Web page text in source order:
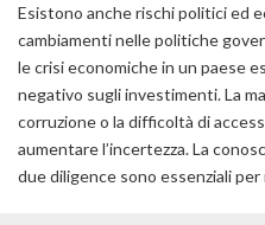
Esistono anche rischi politici ed
cambiamenti nelle politiche
le crisi economiche in un paese
negativo sugli investimenti. La
corruzione o la difficoltà di
aumentare l’incertezza. La
due diligence sono essenziali